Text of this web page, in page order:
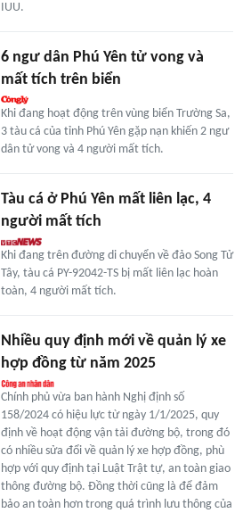
IUU.
6 ngư dân Phú Yên tử vong và
mất tích trên biển
Khi đang hoạt động trên vùng biển Trường Sa,
3 tàu cá của tỉnh Phú Yên gặp nạn khiến 2 ngư
dân tử vong và 4 người mất tích.
Tàu cá ở Phú Yên mất liên lạc, 4
người mất tích
Khi đang trên đường di chuyển về đảo Song Tử
Tây, tàu cá PY-92042-TS bị mất liên lạc hoàn
toàn, 4 người mất tích.
Nhiều quy định mới về quản lý xe
hợp đồng từ năm 2025
Chính phủ vừa ban hành Nghị định số
158/2024 có hiệu lực từ ngày 1/1/2025, quy
định về hoạt động vận tải đường bộ, trong đó
có nhiều sửa đổi về quản lý xe hợp đồng, phù
hợp với quy định tại Luật Trật tự, an toàn giao
thông đường bộ. Đồng thời cũng là để đảm
bảo an toàn hơn trong quá trình lưu thông của